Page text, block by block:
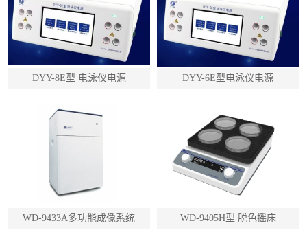
DYY-8E型 电泳仪电源 DYY-6E型电泳仪电源
WD-9433A多功能成像系统 WD-9405H型 脱色摇床